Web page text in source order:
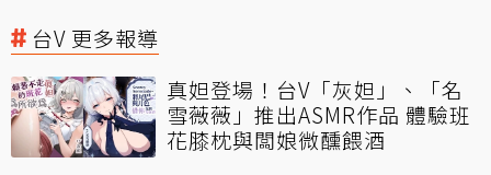
台V 更多報導
真妲登場！台V「灰妲」、「名
雪薇薇」推出ASMR作品 體驗班
花膝枕與闆娘微醺餵酒